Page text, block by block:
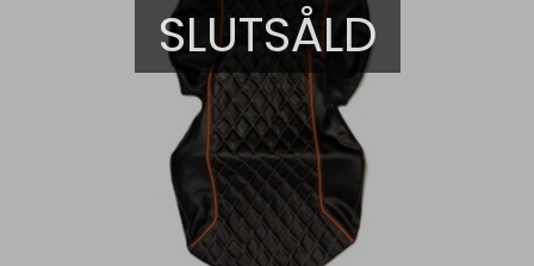
SLUTSÅLD